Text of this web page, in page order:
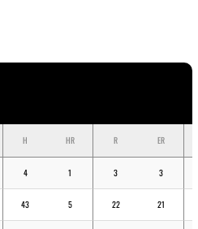
H HR R ER
4 1 3 3
43 5 22 21